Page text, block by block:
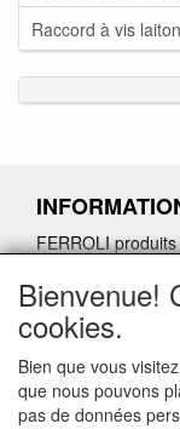
Raccord à vis laiton
FERROLI
Demander un lien
Bienvenue!
cookies.
Bien que vous
que nous pouvons
pas de données